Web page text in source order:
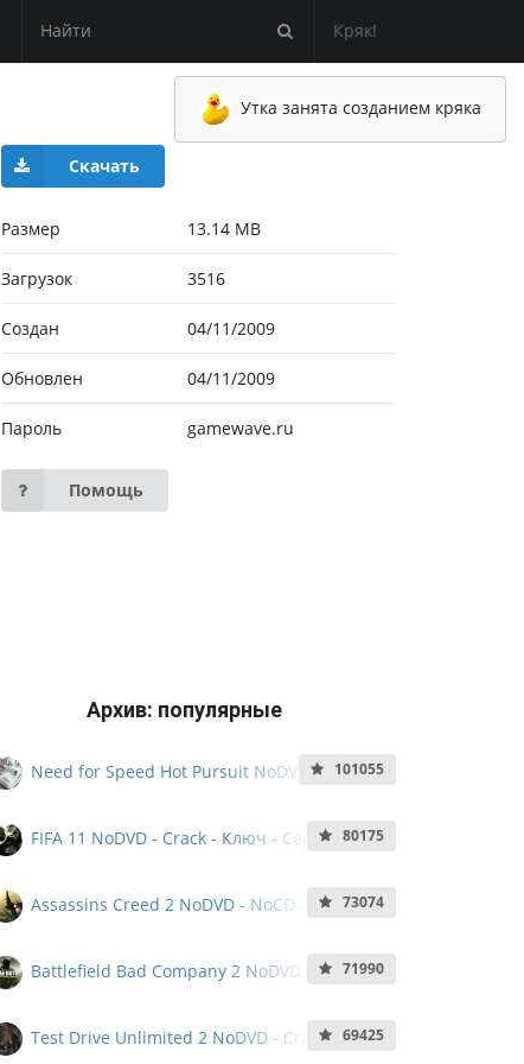
Кряк!
Утка занята созданием кряка
Скачать
Размер 13.14 MB
Загрузок 3516
Создан 04/11/2009
Обновлен 04/11/2009
Пароль gamewave.ru
Помощь
Архив: популярные
Need for Speed Hot Pursuit NoDVD - Crack
101055
FIFA 11 NoDVD - Crack - Ключ - Серийный
80175
Assassins Creed 2 NoDVD - NoCD - Crack -73074
Battlefield Bad Company 2 NoDVD - NoCD -
71990
Test Drive Unlimited 2 NoDVD - Crack - 69425